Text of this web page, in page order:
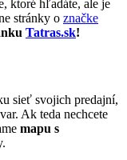
ktoré hľadáte, ale je
stránky o značke
Tatras.sk!
sieť svojich predajní,
Ak teda nechcete
mapu s